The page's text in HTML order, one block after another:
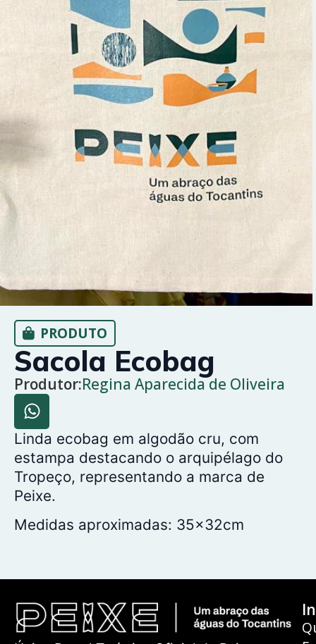
PRODUTO
Sacola Ecobag
Produtor:Regina Aparecida de Oliveira
Linda ecobag em algodão cru, com
estampa destacando o arquipélago do
Tropeço, representando a marca de
Peixe.
Medidas aproximadas: 35x32cm